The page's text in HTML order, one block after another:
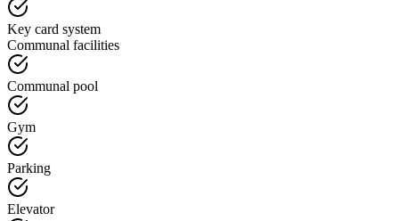
Key card system
Communal facilities
Communal pool
Gym
Parking
Elevator